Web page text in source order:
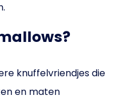
knuffelvriendjes die
en maten